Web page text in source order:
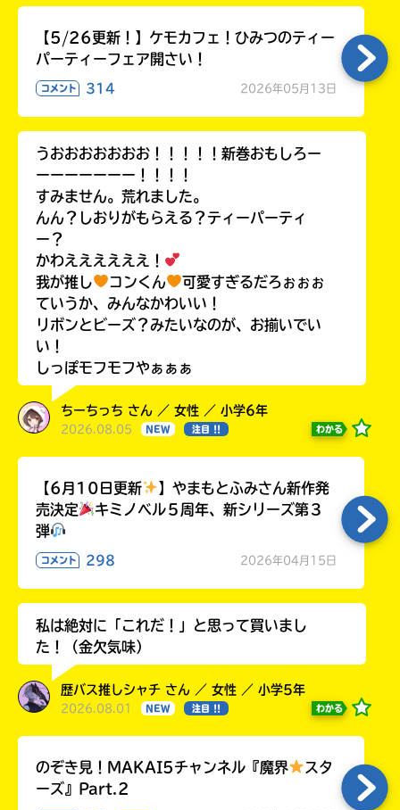
【5/26更新！】ケモカフェ！ひみつのティー
パーティーフェア開さい！
コメント 314 2026年05月13日
うおおおおおおお！！！！！新巻おもしろー
ーーーーーーー！！！！
すみません。荒れました。
んん？しおりがもらえる？ティーパーティ
ー？
かわええええええ！
我が推し
コンくん
可愛すぎるだろぉぉぉ
ていうか、みんなかわいい！
リボンとビーズ？みたいなのが、お揃いでい
い！
しっぽモフモフやぁぁぁ
ちーちっち さん ／ 女性 ／ 小学6年
2026.08.05 NEW 注目 !! わかる
【6月10日更新
】やまもとふみさん新作発
売決定
キミノベル５周年、新シリーズ第３
弾
コメント 298 2026年04月15日
私は絶対に「これだ！」と思って買いまし
た！（金欠気味）
歴バス推しシャチ さん ／ 女性 ／ 小学5年
2026.08.01 NEW 注目 !! わかる
のぞき見！MAKAI5チャンネル『魔界
スタ
ーズ』Part.2